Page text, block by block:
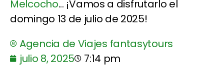
Melcocho... ¡Vamos a disfrutarlo el
domingo 13 de julio de 2025!
Agencia de Viajes fantasytours
julio 8, 2025
7:14 pm